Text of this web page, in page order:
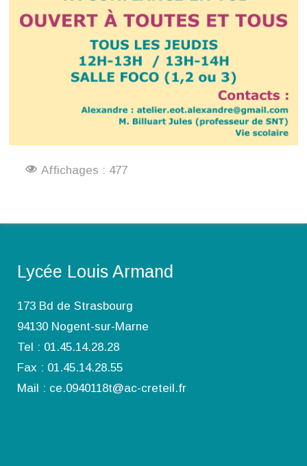
Affichages : 477
Lycée Louis Armand
173 Bd de Strasbourg
94130 Nogent-sur-Marne
Tel : 01.45.14.28.28
Fax : 01.45.14.28.55
Mail : ce.0940118t@ac-creteil.fr